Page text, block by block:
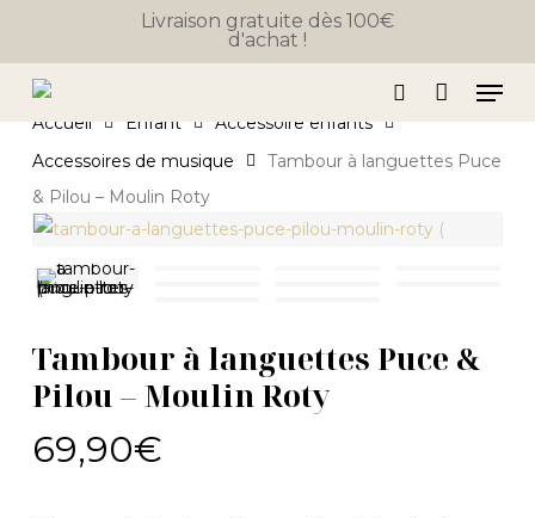
main
Livraison gratuite dès 100€
d'achat !
search
Accueil Enfant
Accessoire enfants
Accessoires de musique
Tambour à languettes Puce
& Pilou – Moulin Roty
Tambour à languettes Puce &
Pilou – Moulin Roty
69,90€